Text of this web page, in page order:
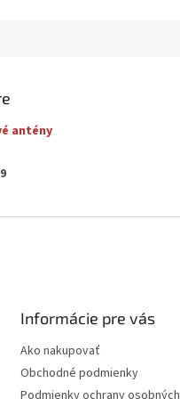
antény
Informácie pre vás
Ako nakupovať
Obchodné podmienky